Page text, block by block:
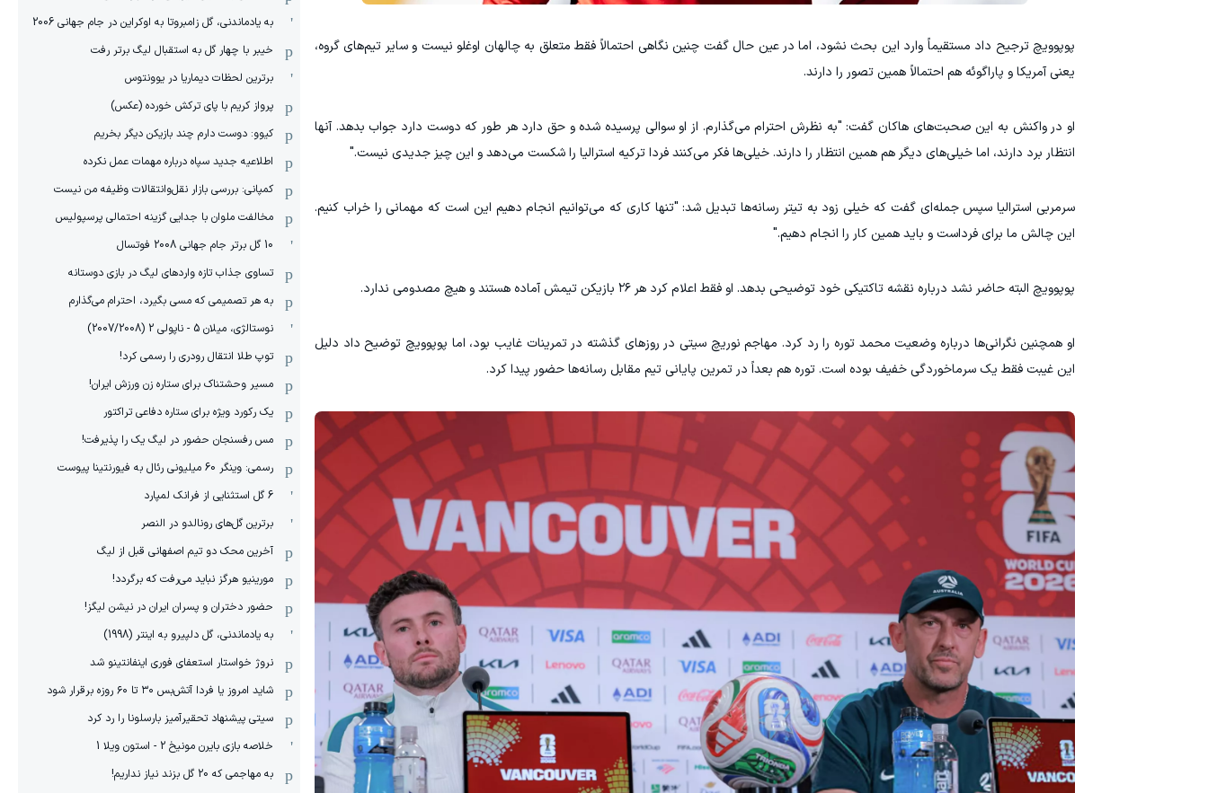
پوپوویچ ترجیح داد مستقیماً وارد این بحث نشود، اما در عین حال گفت چنین نگاهی احتمالاً فقط متعلق به چالهان اوغلو نیست و سایر تیم‌های گروه،
یعنی آمریکا و پاراگوئه هم احتمالاً همین تصور را دارند.
او در واکنش به این صحبت‌های هاکان گفت: "به نظرش احترام می‌گذارم. از او سوالی پرسیده شده و حق دارد هر طور که دوست دارد جواب بدهد. آنها
انتظار برد دارند، اما خیلی‌های دیگر هم همین انتظار را دارند. خیلی‌ها فکر می‌کنند فردا ترکیه استرالیا را شکست می‌دهد و این چیز جدیدی نیست."
سرمربی استرالیا سپس جمله‌ای گفت که خیلی زود به تیتر رسانه‌ها تبدیل شد: "تنها کاری که می‌توانیم انجام دهیم این است که مهمانی را خراب کنیم.
این چالش ما برای فرداست و باید همین کار را انجام دهیم."
پوپوویچ البته حاضر نشد درباره نقشه تاکتیکی خود توضیحی بدهد. او فقط اعلام کرد هر ۲۶ بازیکن تیمش آماده هستند و هیچ مصدومی ندارد.
او همچنین نگرانی‌ها درباره وضعیت محمد توره را رد کرد. مهاجم نوریچ سیتی در روزهای گذشته در تمرینات غایب بود، اما پوپوویچ توضیح داد دلیل
این غیبت فقط یک سرماخوردگی خفیف بوده است. توره هم بعداً در تمرین پایانی تیم مقابل رسانه‌ها حضور پیدا کرد.
به یادماندنی، گل زامبروتا به اوکراین در جام جهانی 2006
خیبر با چهار گل به استقبال لیگ برتر رفت
برترین لحظات دیماریا در یوونتوس
پرواز کریم با پای ترکش خورده (عکس)
کیوو: دوست دارم چند بازیکن دیگر بخریم
اطلاعیه جدید سپاه درباره مهمات عمل نکرده
کمپانی: بررسی بازار نقل‌وانتقالات وظیفه من نیست
مخالفت ملوان با جدایی گزینه احتمالی پرسپولیس
10 گل برتر جام جهانی 2008 فوتسال
تساوی جذاب تازه واردهای لیگ در بازی دوستانه
به هر تصمیمی که مسی بگیرد، احترام می‌گذارم
نوستالژی، میلان 5 - ناپولی 2 (2007/2008)
توپ طلا انتقال رودری را رسمی کرد!
مسیر وحشتناک برای ستاره زن ورزش ایران!
یک رکورد ویژه برای ستاره دفاعی تراکتور
مس رفسنجان حضور در لیگ یک را پذیرفت!
رسمی: وینگر 60 میلیونی رئال به فیورنتینا پیوست
6 گل استثنایی از فرانک لمپارد
برترین گل‌های رونالدو در النصر
آخرین محک دو تیم اصفهانی قبل از لیگ
مورینیو هرگز نباید می‌رفت که برگردد!
حضور دختران و پسران ایران در نیشن لیگز!
به یادماندنی، گل دلپیرو به اینتر (1998)
نروژ خواستار استعفای فوری اینفانتینو شد
شاید امروز یا فردا آتش‌بس ۳۰ تا ۶۰ روزه برقرار شود
سیتی پیشنهاد تحقیرآمیز بارسلونا را رد کرد
خلاصه بازی بایرن مونیخ 2 - استون ویلا 1
به مهاجمی که 20 گل بزند نیاز نداریم!